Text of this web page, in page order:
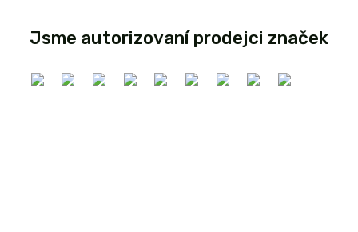
Jsme autorizovaní prodejci značek